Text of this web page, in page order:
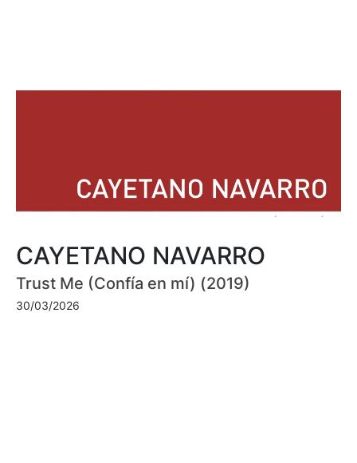
CAYETANO NAVARRO
Trust Me (Confía en mí) (2019)
30/03/2026